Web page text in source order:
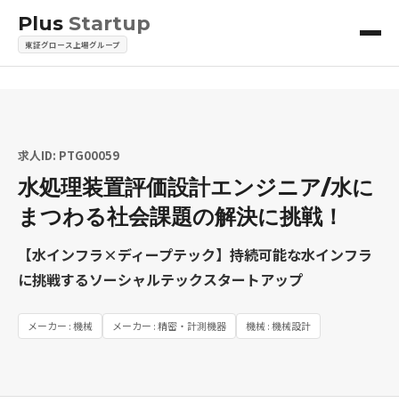
Plus Startup
東証グロース上場グループ
求人ID: PTG00059
水処理装置評価設計エンジニア/水に
まつわる社会課題の解決に挑戦！
【水インフラ×ディープテック】持続可能な水インフラ
に挑戦するソーシャルテックスタートアップ
メーカー : 機械 メーカー : 精密・計測機器 機械 : 機械設計